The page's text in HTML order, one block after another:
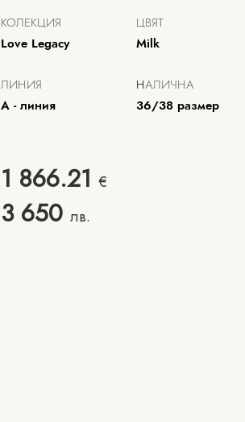
КОЛЕКЦИЯ
Love Legacy
ЛИНИЯ
А - линия
1 866.21 €
3 650 лв.
ЦВЯТ
Milk
НАЛИЧНА
36/38 размер